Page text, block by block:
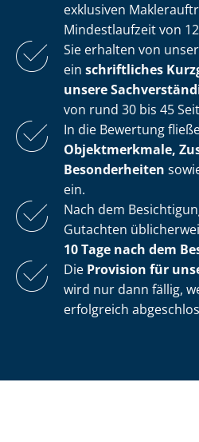
exklusiven
Mindestlaufzeit von
Sie erhalten von
ein schriftliches
unsere
von rund 30 bis 45
In die Bewertung
Objektmerkmale,
Besonderheiten
ein.
Nach dem
Gutachten
10 Tage nach dem
Die Provision für
wird nur dann fällig,
erfolgreich